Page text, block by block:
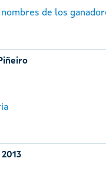
de los